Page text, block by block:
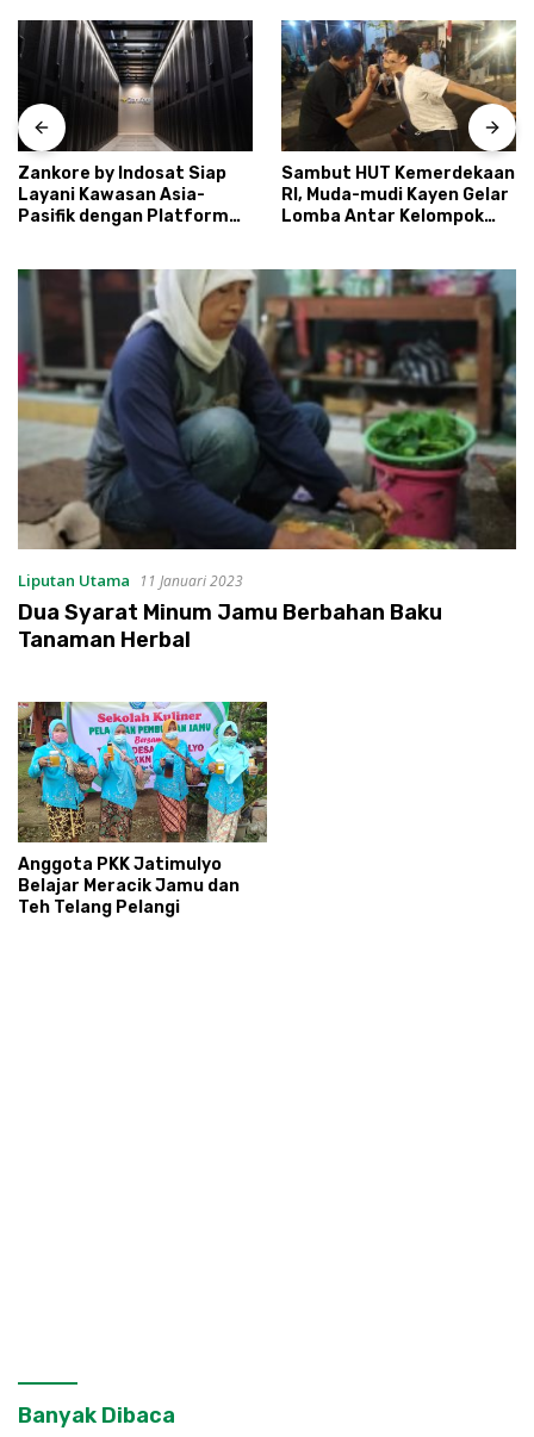
Zankore by Indosat Siap
Layani Kawasan Asia-
Pasifik dengan Platform
Sambut HUT Kemerdekaan
RI, Muda-mudi Kayen Gelar
Lomba Antar Kelompok
Liputan Utama 11 Januari 2023
Dua Syarat Minum Jamu Berbahan Baku
Tanaman Herbal
Anggota PKK Jatimulyo
Belajar Meracik Jamu dan
Teh Telang Pelangi
Banyak Dibaca